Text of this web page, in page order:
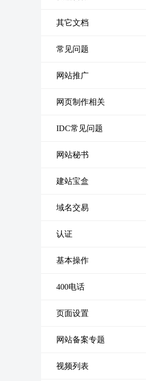
其它文档
常见问题
网站推广
网页制作相关
IDC常见问题
网站秘书
建站宝盒
域名交易
认证
基本操作
400电话
页面设置
网站备案专题
视频列表